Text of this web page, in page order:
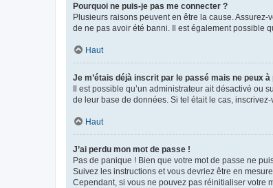
Pourquoi ne puis-je pas me connecter ?
Plusieurs raisons peuvent en être la cause.
de ne pas avoir été banni. Il est également possible
Haut
Je m’étais déjà inscrit par le passé mais ne peux
Il est possible qu’un administrateur ait désactivé ou
de leur base de données. Si tel était le cas,
Haut
J’ai perdu mon mot de passe !
Pas de panique ! Bien que votre mot de passe ne
Suivez les instructions et vous devriez être en
Cependant, si vous ne pouvez pas réinitialiser votre